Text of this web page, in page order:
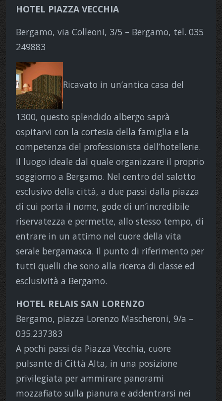
HOTEL PIAZZA VECCHIA
Bergamo, via Colleoni, 3/5 – Bergamo, tel. 035
249883
Ricavato in un’antica casa del
1300, questo splendido albergo saprà
ospitarvi con la cortesia della famiglia e la
competenza del professionista dell’hotellerie.
Il luogo ideale dal quale organizzare il proprio
soggiorno a Bergamo. Nel centro del salotto
esclusivo della città, a due passi dalla piazza
di cui porta il nome, gode di un’incredibile
riservatezza e permette, allo stesso tempo, di
entrare in un attimo nel cuore della vita
serale bergamasca. Il punto di riferimento per
tutti quelli che sono alla ricerca di classe ed
esclusività a Bergamo.
HOTEL RELAIS SAN LORENZO
Bergamo, piazza Lorenzo Mascheroni, 9/a –
035.237383
A pochi passi da Piazza Vecchia, cuore
pulsante di Città Alta, in una posizione
privilegiata per ammirare panorami
mozzafiato sulla pianura e addentrarsi nei